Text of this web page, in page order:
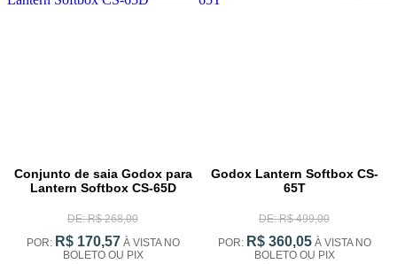
Conjunto de saia Godox para
Lantern Softbox CS-65D
DE: R$ 268,00
POR: R$ 170,57 À VISTA NO
BOLETO OU PIX
Godox Lantern Softbox CS-
65T
DE: R$ 499,00
POR: R$ 360,05À VISTA NO
BOLETO OU PIX